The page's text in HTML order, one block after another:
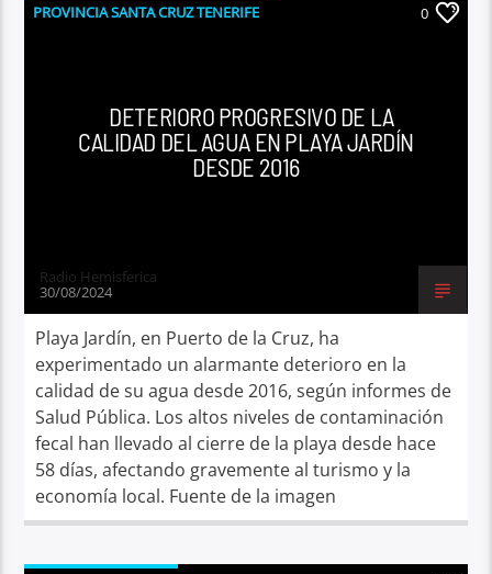
PROVINCIA SANTA CRUZ TENERIFE 0
DETERIORO PROGRESIVO DE LA
CALIDAD DEL AGUA EN PLAYA JARDÍN
DESDE 2016
Radio Hemisferica
30/08/2024
Playa Jardín, en Puerto de la Cruz, ha
experimentado un alarmante deterioro en la
calidad de su agua desde 2016, según informes de
Salud Pública. Los altos niveles de contaminación
fecal han llevado al cierre de la playa desde hace
58 días, afectando gravemente al turismo y la
economía local. Fuente de la imagen